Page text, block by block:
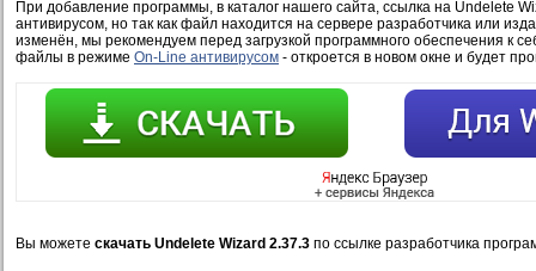
При добавление программы, в каталог нашего сайта, ссылка на Undelete
антивирусом, но так как файл находится на сервере разработчика или
изменён, мы рекомендуем перед загрузкой программного обеспечения к
файлы в режиме On-Line антивирусом - откроется в новом окне и будет
Вы можете скачать Undelete Wizard 2.37.3 по ссылке разработчика